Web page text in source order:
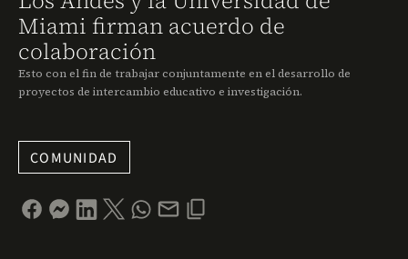
Miami firman acuerdo de
colaboración
Esto con el fin de trabajar conjuntamente en el desarrollo de
proyectos de intercambio educativo e investigación.
COMUNIDAD